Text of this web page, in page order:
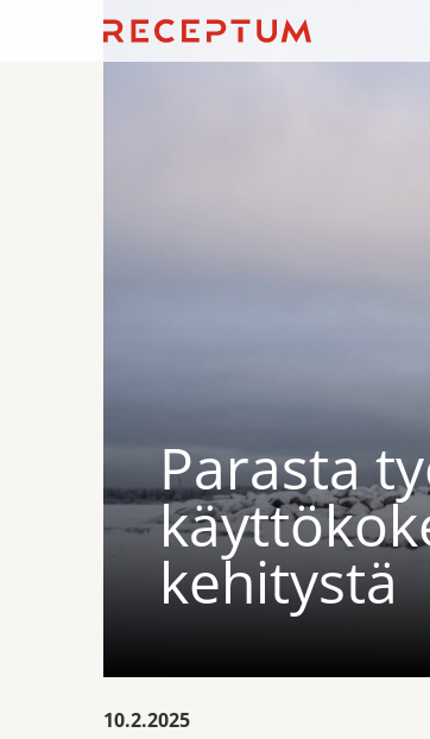
Parasta
kehitystä
10.2.2025